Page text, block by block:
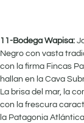
11-Bodega Wapisa:
Negro con vasta
con la firma Fincas
hallan en la Cava
La brisa del mar, la
con la frescura
la Patagonia